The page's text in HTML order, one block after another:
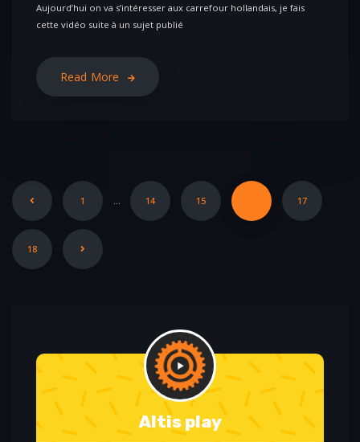
Aujourd’hui on va s’intéresser aux carrefour hollandais, je fais
cette vidéo suite à un sujet publié
Read More
1 14 15 17
18
Altis play